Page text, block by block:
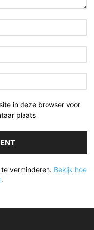
in deze browser voor
plaats
verminderen. Bekijk hoe
.